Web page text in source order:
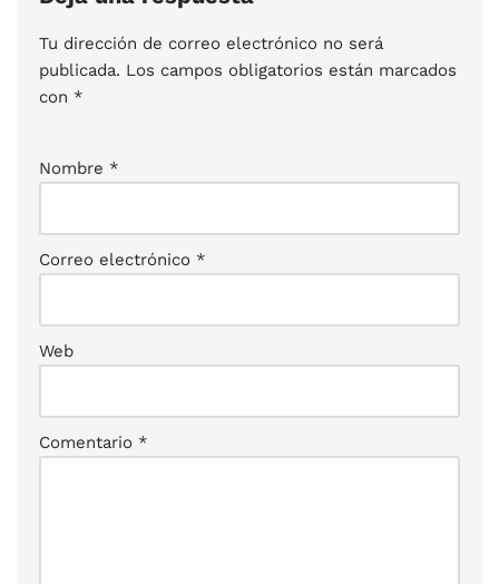
Tu dirección de correo electrónico no será
publicada. Los campos obligatorios están marcados
con *
Nombre *
Correo electrónico *
Web
Comentario *